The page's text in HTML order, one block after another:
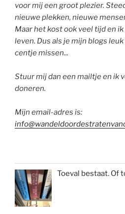
voor mij een groot plezier.
nieuwe plekken, nieuwe
Maar het kost ook veel tijd en
leven. Dus als je mijn blogs
centje missen...
Stuur mij dan een mailtje en ik
doneren.
Mijn email-adres is:
Toeval bestaat. Of